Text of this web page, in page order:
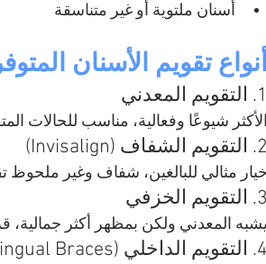
أسنان ملتوية أو غير متناسقة
أنواع تقويم الأسنان
1. التقويم المعدني
الأكثر شيوعًا وفعالية، مناسب للحالات
2. التقويم الشفاف (Invisalign)
خيار مثالي للبالغين، شفاف وغير ملحوظ
3. التقويم الخزفي
المعدني ولكن بمظهر أكثر جمالية،
4. التقويم الداخلي (Lingual Braces)